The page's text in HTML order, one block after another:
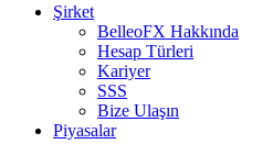
Şirket
BelleoFX Hakkında
Hesap Türleri
Kariyer
SSS
Bize Ulaşın
Piyasalar